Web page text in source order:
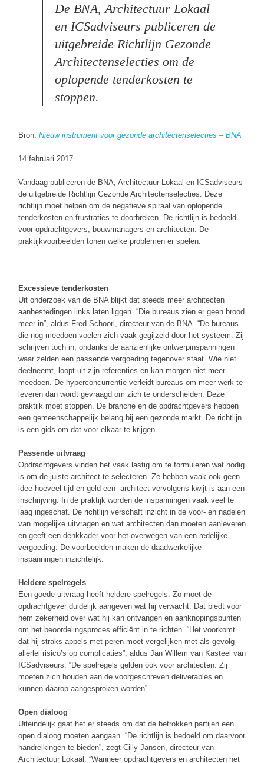
De BNA, Architectuur Lokaal
en ICSadviseurs publiceren de
uitgebreide Richtlijn Gezonde
Architectenselecties om de
oplopende tenderkosten te
stoppen.
Bron: Nieuw instrument voor gezonde architectenselecties – BNA
14 februari 2017
Vandaag publiceren de BNA, Architectuur Lokaal en ICSadviseurs
de uitgebreide Richtlijn Gezonde Architectenselecties. Deze
richtlijn moet helpen om de negatieve spiraal van oplopende
tenderkosten en frustraties te doorbreken. De richtlijn is bedoeld
voor opdrachtgevers, bouwmanagers en architecten. De
praktijkvoorbeelden tonen welke problemen er spelen.
Excessieve tenderkosten
Uit onderzoek van de BNA blijkt dat steeds meer architecten
aanbestedingen links laten liggen. “Die bureaus zien er geen brood
meer in”, aldus Fred Schoorl, directeur van de BNA. “De bureaus
die nog meedoen voelen zich vaak gegijzeld door het systeem. Zij
schrijven toch in, ondanks de aanzienlijke ontwerpinspanningen
waar zelden een passende vergoeding tegenover staat. Wie niet
deelneemt, loopt uit zijn referenties en kan morgen niet meer
meedoen. De hyperconcurrentie verleidt bureaus om meer werk te
leveren dan wordt gevraagd om zich te onderscheiden. Deze
praktijk moet stoppen. De branche en de opdrachtgevers hebben
een gemeenschappelijk belang bij een gezonde markt. De richtlijn
is een gids om dat voor elkaar te krijgen.
Passende uitvraag
Opdrachtgevers vinden het vaak lastig om te formuleren wat nodig
is om de juiste architect te selecteren. Ze hebben vaak ook geen
idee hoeveel tijd en geld een architect vervolgens kwijt is aan een
inschrijving. In de praktijk worden de inspanningen vaak veel te
laag ingeschat. De richtlijn verschaft inzicht in de voor- en nadelen
van mogelijke uitvragen en wat architecten dan moeten aanleveren
en geeft een denkkader voor het overwegen van een redelijke
vergoeding. De voorbeelden maken de daadwerkelijke
inspanningen inzichtelijk.
Heldere spelregels
Een goede uitvraag heeft heldere spelregels. Zo moet de
opdrachtgever duidelijk aangeven wat hij verwacht. Dat biedt voor
hem zekerheid over wat hij kan ontvangen en aanknopingspunten
om het beoordelingsproces efficiënt in te richten. “Het voorkomt
dat hij straks appels met peren moet vergelijken met als gevolg
allerlei risico’s op complicaties”, aldus Jan Willem van Kasteel van
ICSadviseurs. “De spelregels gelden óók voor architecten. Zij
moeten zich houden aan de voorgeschreven deliverables en
kunnen daarop aangesproken worden”.
Open dialoog
Uiteindelijk gaat het er steeds om dat de betrokken partijen een
open dialoog moeten aangaan. “De richtlijn is bedoeld om daarvoor
handreikingen te bieden”, zegt Cilly Jansen, directeur van
Architectuur Lokaal. “Wanneer opdrachtgevers en architecten het